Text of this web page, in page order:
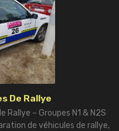
De Rallye
– Groupes N1 & N2S
de véhicules de rallye,